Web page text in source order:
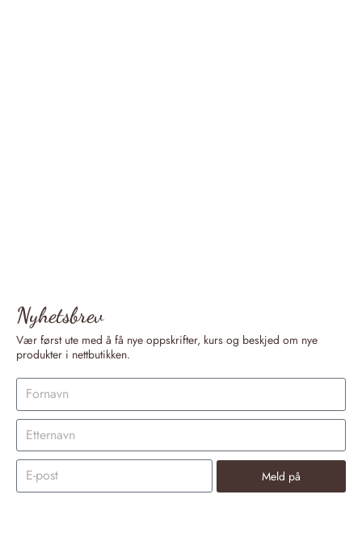
Nyhetsbrev
Vær først ute med å få nye oppskrifter, kurs og beskjed om nye
produkter i nettbutikken.
Meld på